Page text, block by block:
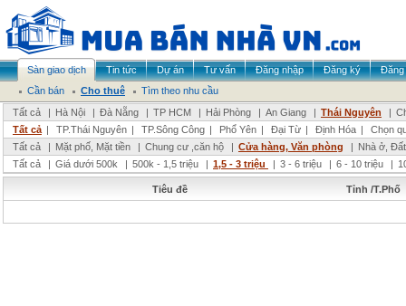
Sàn giao dịch Tin tức Dự án Tư vấn Đăng nhập Đăng ký
Đăng
Cần bán
Cho thuê
Tìm theo nhu cầu
Tất cả
| Hà Nội | Đà Nẵng | TP HCM | Hải Phòng | An Giang | Thái Nguyên |
Tất cả | TP.Thái Nguyên | TP.Sông Công | Phổ Yên | Đại Từ | Định Hóa |
Chọn
Tất cả
| Mặt phố, Mặt tiền | Chung cư ,căn hộ | Cửa hàng, Văn phòng | Nhà ở,
Tất cả
| Giá dưới 500k | 500k - 1,5 triệu | 1,5 - 3 triệu | 3 - 6 triệu | 6 - 10 triệu |
Tiêu đề Tỉnh /T.Phố